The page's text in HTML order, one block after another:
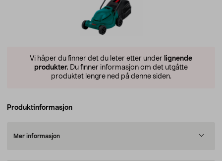
Vi håper du finner det du leter etter under lignende
produkter. Du finner informasjon om det utgåtte
produktet lengre ned på denne siden.
Produktinformasjon
Mer informasjon